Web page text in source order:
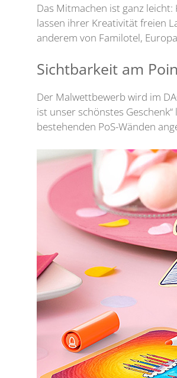
Das Mitmachen ist ganz
lassen ihrer Kreativität freien
anderem von Familotel,
Sichtbarkeit am
Der Malwettbewerb wird im
ist unser schönstes
bestehenden PoS-Wänden